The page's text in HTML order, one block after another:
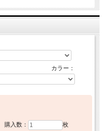
カラー：
購入数： 枚